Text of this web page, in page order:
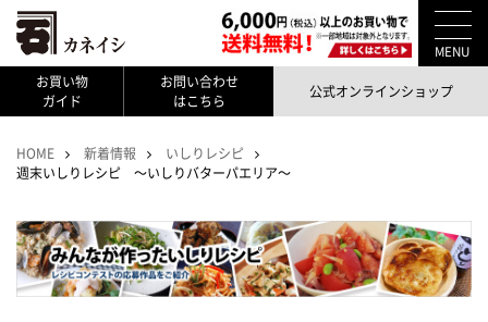
MENU
お買い物
ガイド
お問い合わせ
はこちら
公式オンラインショップ
HOME 新着情報
いしりレシピ
週末いしりレシピ ～いしりバターパエリア～